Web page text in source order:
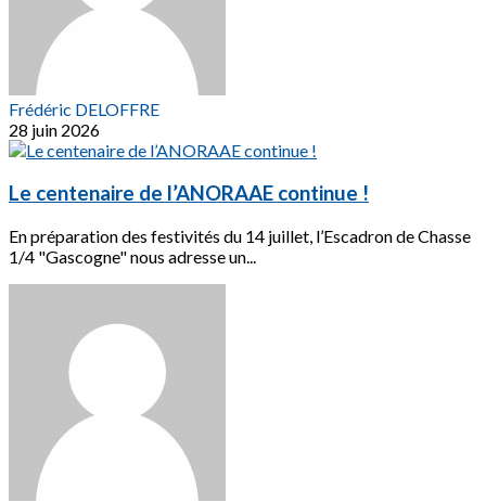
Frédéric DELOFFRE
28 juin 2026
Le centenaire de l’ANORAAE continue !
En préparation des festivités du 14 juillet, l’Escadron de Chasse
1/4 "Gascogne" nous adresse un...